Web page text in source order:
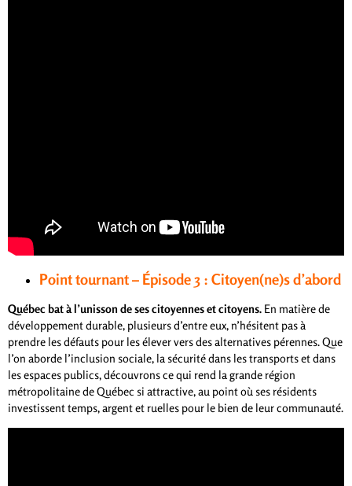
Point tournant – Épisode 3 : Citoyen(ne)s d’abord
Québec bat à l’unisson de ses citoyennes et citoyens. En matière de
développement durable, plusieurs d’entre eux, n’hésitent pas à
prendre les défauts pour les élever vers des alternatives pérennes. Que
l’on aborde l’inclusion sociale, la sécurité dans les transports et dans
les espaces publics, découvrons ce qui rend la grande région
métropolitaine de Québec si attractive, au point où ses résidents
investissent temps, argent et ruelles pour le bien de leur communauté.